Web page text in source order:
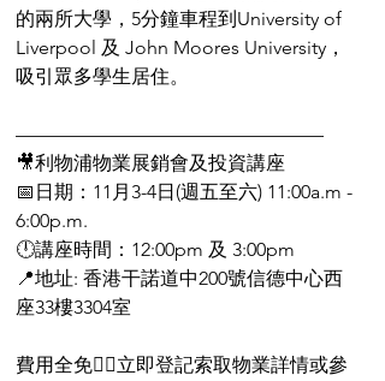
的兩所大學，5分鐘車程到University of
Liverpool 及 John Moores University，
吸引眾多學生居住。
————————————————
🎥利物浦物業展銷會及投資講座
📅日期：11月3-4日(週五至六) 11:00a.m -
6:00p.m.
🕛講座時間：12:00pm 及 3:00pm
📍地址: 香港干諾道中200號信德中心西
座33樓3304室
費用全免👉🏻立即登記索取物業詳情或參